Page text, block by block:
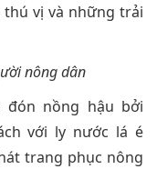
thú vị và những trải
nông dân
đón nồng hậu bởi
với ly nước lá é
trang phục nông